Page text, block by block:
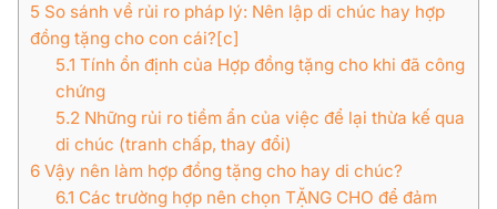
5 So sánh về rủi ro pháp lý: Nên lập di chúc hay hợp
đồng tặng cho con cái?[c]
5.1 Tính ổn định của Hợp đồng tặng cho khi đã công
chứng
5.2Những rủi ro tiềm ẩn của việc để lại thừa kế qua
di chúc (tranh chấp, thay đổi)
6 Vậy nên làm hợp đồng tặng cho hay di chúc?
6.1 Các trường hợp nên chọn TẶNG CHO để đảm